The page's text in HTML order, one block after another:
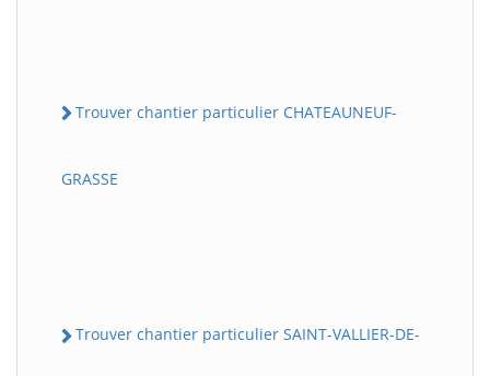
Trouver chantier particulier CHATEAUNEUF-
GRASSE
Trouver chantier particulier SAINT-VALLIER-DE-